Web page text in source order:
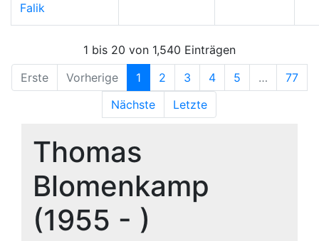
Falik
1 bis 20 von 1,540 Einträgen
Erste
Vorherige 1 2 3 4 5 …
77
Nächste
Letzte
Thomas
Blomenkamp
(1955 - )